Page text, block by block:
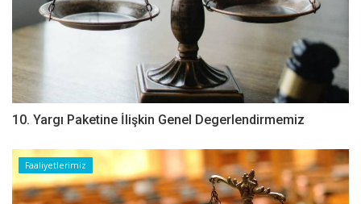
10. Yargı Paketine İlişkin Genel Degerlendirmemiz
Faaliyetlerimiz